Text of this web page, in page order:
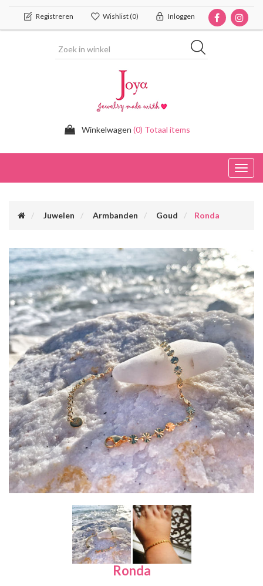
Registreren Wishlist(0) Inloggen
Winkelwagen (0) Totaal items
Juwelen Armbanden Goud Ronda
Ronda